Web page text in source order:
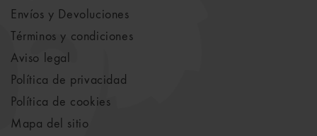
Envíos y Devoluciones
Términos y condiciones
Aviso legal
Política de privacidad
Política de cookies
Mapa del sitio